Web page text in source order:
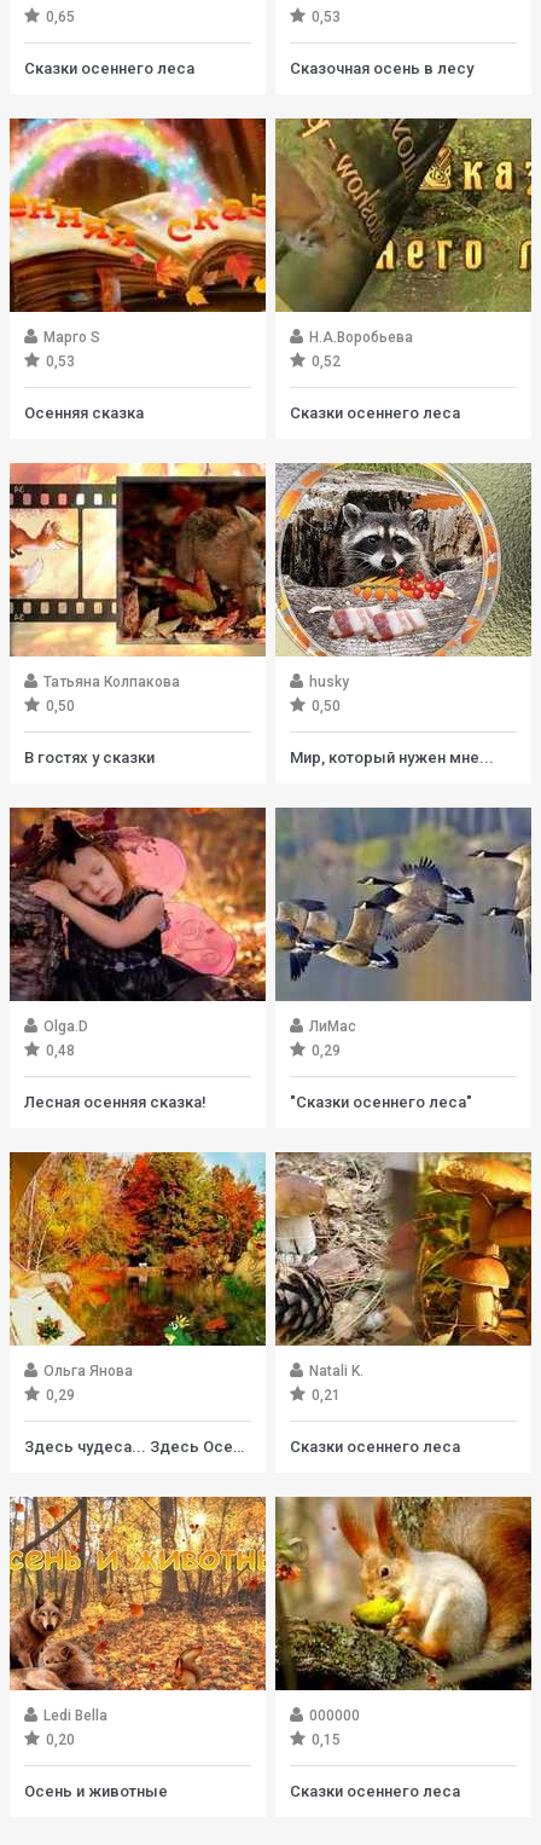
0,65
Сказки осеннего леса
0,53
Сказочная осень в лесу
Марго S
0,53
Осенняя сказка
Н.А.Воробьева
0,52
Сказки осеннего леса
Татьяна Колпакова
0,50
В гостях у сказки
husky
0,50
Мир, который нужен мне...
Olga.D
0,48
Лесная осенняя сказка!
ЛиМас
0,29
"Сказки осеннего леса"
Ольга Янова
0,29
Здесь чудеса... Здесь Осень бродит...
Natali K.
0,21
Сказки осеннего леса
Ledi Bella
0,20
Осень и животные
000000
0,15
Сказки осеннего леса